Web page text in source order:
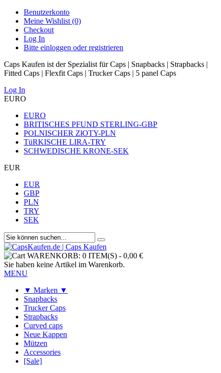
Benutzerkonto
Meine Wishlist (0)
Checkout
Log In
Bitte einloggen oder registrieren
Caps Kaufen ist der Spezialist für Caps | Snapbacks | Strapbacks |
Fitted Caps | Flexfit Caps | Trucker Caps | 5 panel Caps
Log In
EURO
EURO
BRITISCHES PFUND STERLING-GBP
POLNISCHER ZłOTY-PLN
TüRKISCHE LIRA-TRY
SCHWEDISCHE KRONE-SEK
EUR
EUR
GBP
PLN
TRY
SEK
WARENKORB: 0 ITEM(S) - 0,00 €
Sie haben keine Artikel im Warenkorb.
MENU
▼ Marken ▼
Snapbacks
Trucker Caps
Strapbacks
Curved caps
Neue Kappen
Mützen
Accessories
[Sale]